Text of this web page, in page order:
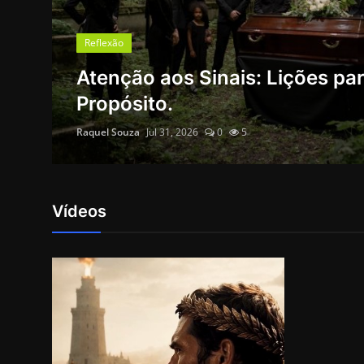
Biblia Fiel
Páginas
Áudios
Galeria
Portugues
Reflexão
Atenção aos Sinais: Lições
Propósito.
Raquel Souza Jul 31, 2026 0 5
Vídeos